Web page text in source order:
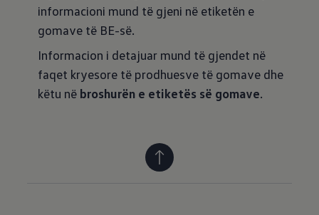
informacioni mund të gjeni në etiketën e
gomave të BE-së.
Informacion i detajuar mund të gjendet në
faqet kryesore të prodhuesve të gomave dhe
këtu në broshurën e etiketës së gomave.